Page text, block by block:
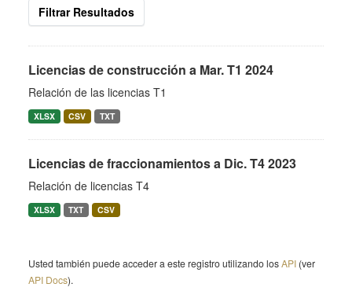
Filtrar Resultados
Licencias de construcción a Mar. T1 2024
Relación de las licencias T1
XLSX CSV TXT
Licencias de fraccionamientos a Dic. T4 2023
Relación de licencias T4
XLSX TXT CSV
Usted también puede acceder a este registro utilizando losAPI (ver
API Docs).